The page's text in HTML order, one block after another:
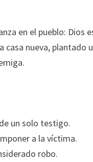
en el pueblo: Dios
nueva, plantado
un solo testigo.
a la víctima.
robo.